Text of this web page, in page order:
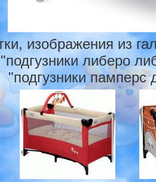
изображения из
либеро
"подгузники памперс